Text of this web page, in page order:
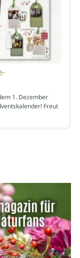
1. Dezember
Freut